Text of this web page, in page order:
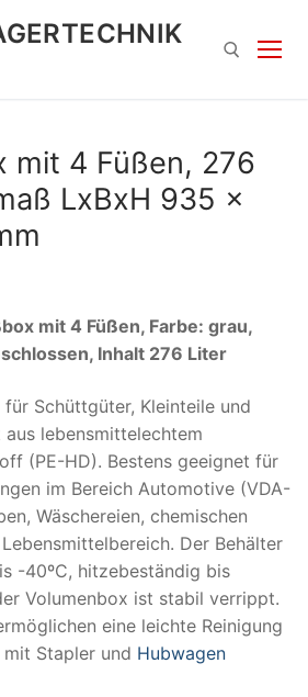
mit 4 Füßen, 276
LxBxH 935 x
mit 4 Füßen, Farbe: grau,
Inhalt 276 Liter
Schüttgüter, Kleinteile und
lebensmittelechtem
(PE-HD). Bestens geeignet für
im Bereich Automotive (VDA-
Wäschereien, chemischen
Der Behälter
-40ºC, hitzebeständig bis
Volumenbox ist stabil verrippt.
eine leichte Reinigung
Stapler und Hubwagen